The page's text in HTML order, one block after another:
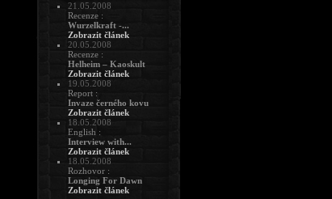
21.05.2008
Recenze :
Wurzelkraft -...
Zobrazit článek
20.05.2008
Recenze :
Helheim – Kaoskult
Zobrazit článek
19.05.2008
Report :
Invaze černého kovu
Zobrazit článek
18.05.2008
English :
Interview with...
Zobrazit článek
18.05.2008
Rozhovor :
Longing For Dawn
Zobrazit článek